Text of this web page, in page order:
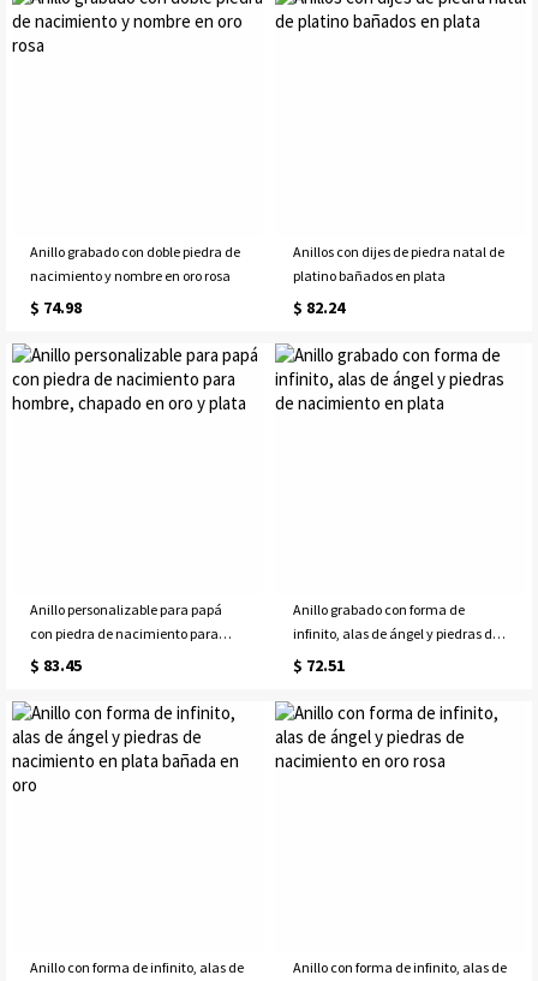
Anillo grabado con doble piedra de
nacimiento y nombre en oro rosa
$ 74.98
Anillos con dijes de piedra natal de
platino bañados en plata
$ 82.24
Anillo personalizable para papá
con piedra de nacimiento para
hombre, chapado en oro y plata
$ 83.45
Anillo grabado con forma de
infinito, alas de ángel y piedras de
nacimiento en plata
$ 72.51
Anillo con forma de infinito, alas de
Anillo con forma de infinito, alas de